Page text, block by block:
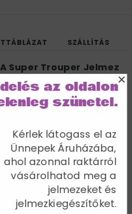
SZÁLLÍTÁS
Super Trouper Jelmez
és Nadrággal - L
/ Derékbőség 81-86 cm /
/ Belső lábhossz 84 cm
a kategóriában
Kérlek látogass el az
Ünnepek Áruházába,
ahol azonnal raktárról
vásárolhatod meg a
jelmezeket és
jelmezkiegészítőket.
az oldalon
szünetel.
×